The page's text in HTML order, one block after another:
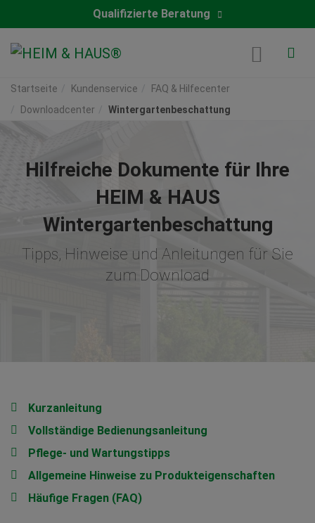
Qualifizierte Beratung
Startseite Kundenservice
FAQ & Hilfecenter
Downloadcenter
Wintergartenbeschattung
Hilfreiche Dokumente für Ihre
HEIM & HAUS
Wintergartenbeschattung
Tipps, Hinweise und Anleitungen für Sie
zum Download
Kurzanleitung
Vollständige Bedienungsanleitung
Pflege- und Wartungstipps
Allgemeine Hinweise zu Produkteigenschaften
Häufige Fragen (FAQ)